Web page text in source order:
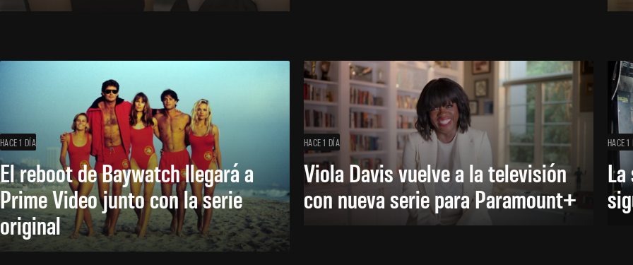
HACE 1 DÍA
El reboot de Baywatch llegará a
Prime Video junto con la serie
original
HACE 1 DÍA
Viola Davis vuelve a la televisión
con nueva serie para Paramount+
HACE 1